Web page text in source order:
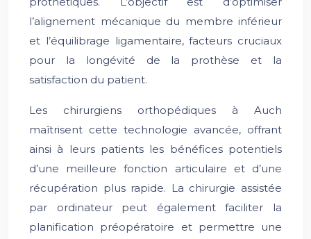
l’alignement mécanique du membre inférieur
et l’équilibrage ligamentaire, facteurs cruciaux
pour la longévité de la prothèse et la
satisfaction du patient.
Les chirurgiens orthopédiques à Auch
maîtrisent cette technologie avancée, offrant
ainsi à leurs patients les bénéfices potentiels
d’une meilleure fonction articulaire et d’une
récupération plus rapide. La chirurgie assistée
par ordinateur peut également faciliter la
planification préopératoire et permettre une